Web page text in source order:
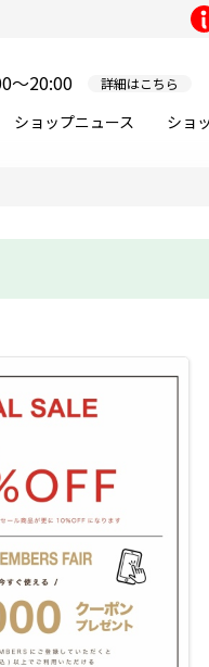
～20:00 詳細はこちら
ショップニュース ショ